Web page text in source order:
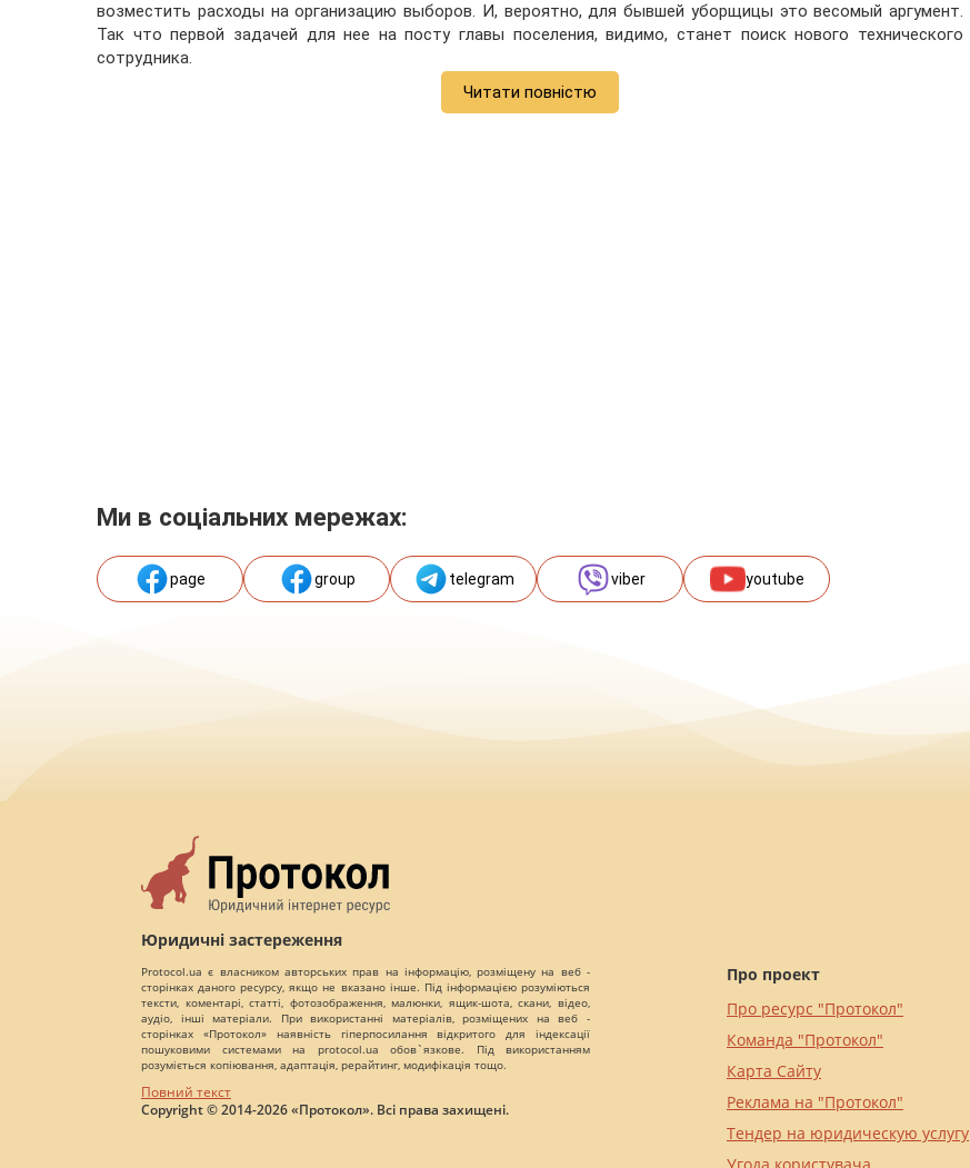
возместить расходы на организацию выборов. И, вероятно, для бывшей уборщицы это весомый аргумент.
Так что первой задачей для нее на посту главы поселения, видимо, станет поиск нового технического
сотрудника.
Читати повністю
Ми в соціальних мережах:
page group telegram viber youtube
Юридичні застереження
Protocol.ua є власником авторських прав на інформацію, розміщену на веб -
сторінках даного ресурсу, якщо не вказано інше. Під інформацією розуміються
тексти, коментарі, статті, фотозображення, малюнки, ящик-шота, скани, відео,
аудіо, інші матеріали. При використанні матеріалів, розміщених на веб -
сторінках «Протокол» наявність гіперпосилання відкритого для індексації
пошуковими системами на protocol.ua обов`язкове. Під використанням
розуміється копіювання, адаптація, рерайтинг, модифікація тощо.
Повний текст
Copyright © 2014-2026 «Протокол». Всі права захищені.
Про проект
Про ресурс "Протокол"
Команда "Протокол"
Карта Сайту
Реклама на "Протокол"
Тендер на юридическую услугу